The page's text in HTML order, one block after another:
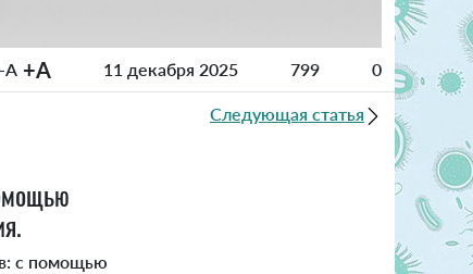
-A +A 11 декабря 2025 799 0
Следующая статья
с помощью